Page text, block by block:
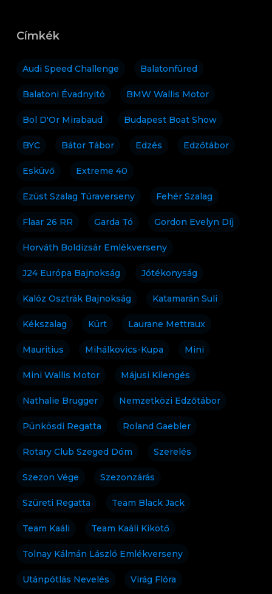
Címkék
Audi Speed Challenge Balatonfüred
Balatoni Évadnyitó BMW Wallis Motor
Bol D'Or Mirabaud Budapest Boat Show
BYC Bátor Tábor Edzés Edzőtábor
Esküvő Extreme 40
Ezüst Szalag Túraverseny Fehér Szalag
Flaar 26 RR Garda Tó Gordon Evelyn Díj
Horváth Boldizsár Emlékverseny
J24 Európa Bajnokság Jótékonyság
Kalóz Osztrák Bajnokság Katamarán Suli
Kékszalag Kürt Laurane Mettraux
Mauritius Mihálkovics-Kupa Mini
Mini Wallis Motor Májusi Kilengés
Nathalie Brugger Nemzetközi Edzőtábor
Pünkösdi Regatta Roland Gaebler
Rotary Club Szeged Dóm Szerelés
Szezon Vége Szezonzárás
Szüreti Regatta Team Black Jack
Team Kaáli Team Kaáli Kikötő
Tolnay Kálmán László Emlékverseny
Utánpótlás Nevelés Virág Flóra